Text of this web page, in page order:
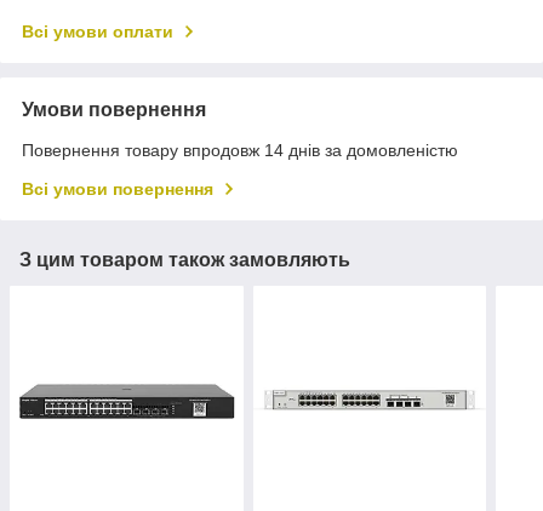
Всі умови оплати
Умови повернення
Повернення товару впродовж 14 днів за домовленістю
Всі умови повернення
З цим товаром також замовляють